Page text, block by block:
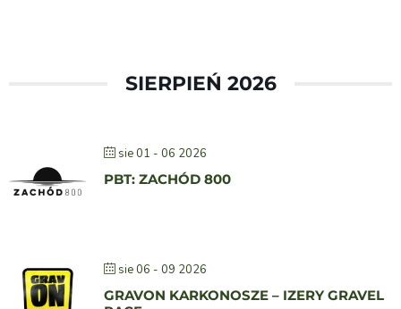
SIERPIEŃ 2026
sie 01 - 06 2026
PBT: ZACHÓD 800
sie 06 - 09 2026
GRAVON KARKONOSZE – IZERY GRAVEL